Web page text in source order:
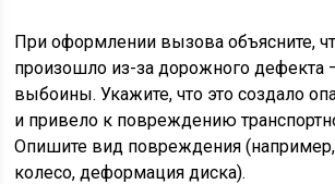
При оформлении вызова объясните,
произошло из-за дорожного дефекта
выбоины. Укажите, что это создало
и привело к повреждению
Опишите вид повреждения
колесо, деформация диска).